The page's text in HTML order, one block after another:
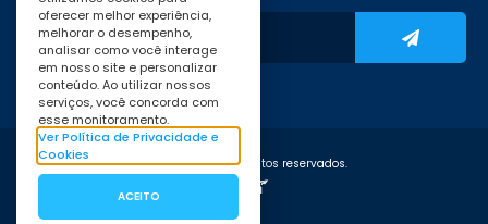
©2020. Todos os direitos reservados.
oferecer melhor experiência,
melhorar o desempenho,
analisar como você interage
em nosso site e personalizar
conteúdo. Ao utilizar nossos
serviços, você concorda com
esse monitoramento.
Ver Política de Privacidade e
Cookies
ACEITO